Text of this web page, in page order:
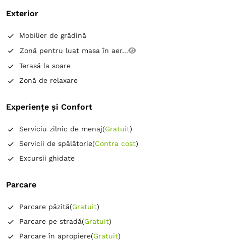
Exterior
Mobilier de grădină
Zonă pentru luat masa în aer...
Terasă la soare
Zonă de relaxare
Experiențe și Confort
Serviciu zilnic de menaj(Gratuit)
Servicii de spălătorie(Contra cost)
Excursii ghidate
Parcare
Parcare păzită(Gratuit)
Parcare pe stradă(Gratuit)
Parcare în apropiere(Gratuit)